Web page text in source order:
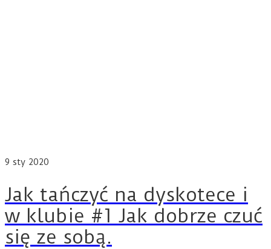
9 sty 2020
Jak tańczyć na dyskotece i
w klubie #1 Jak dobrze czuć
się ze sobą.